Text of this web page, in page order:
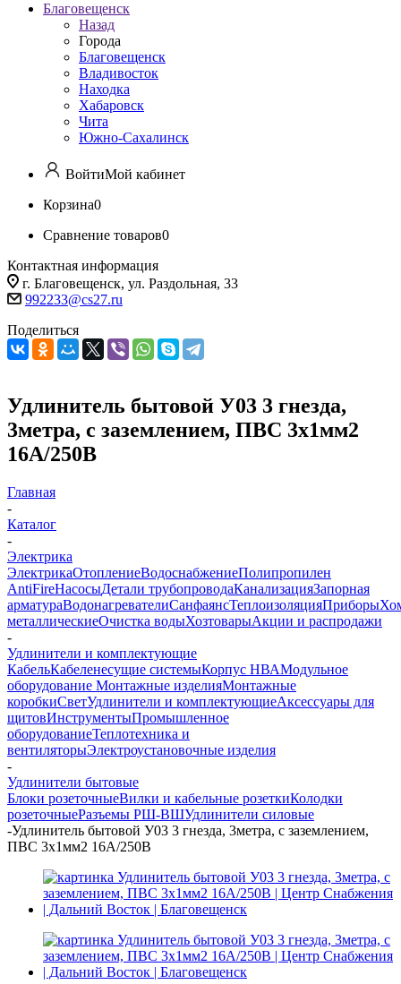
Благовещенск
Назад
Города
Благовещенск
Владивосток
Находка
Хабаровск
Чита
Южно-Сахалинск
ВойтиМой кабинет
Корзина0
Сравнение товаров0
Контактная информация
г. Благовещенск, ул. Раздольная, 33
992233@cs27.ru
Поделиться
Удлинитель бытовой У03 3 гнезда,
3метра, с заземлением, ПВС 3х1мм2
16А/250В
Главная
-
Каталог
-
Электрика
ЭлектрикаОтоплениеВодоснабжениеПолипропилен
AntiFireНасосыДетали трубопроводаКанализацияЗапорная
арматураВодонагревателиСанфаянсТеплоизоляцияПриборы
металлическиеОчистка водыХозтоварыАкции и распродажи
-
Удлинители и комплектующие
КабельКабеленесущие системыКорпус НВАМодульное
оборудование Монтажные изделияМонтажные
коробкиСветУдлинители и комплектующиеАксессуары для
щитовИнструментыПромышленное
оборудованиеТеплотехника и
вентиляторыЭлектроустановочные изделия
-
Удлинители бытовые
Блоки розеточныеВилки и кабельные розеткиКолодки
розеточныеРазъемы РШ-ВШУдлинители силовые
-Удлинитель бытовой У03 3 гнезда, 3метра, с заземлением,
ПВС 3х1мм2 16А/250В